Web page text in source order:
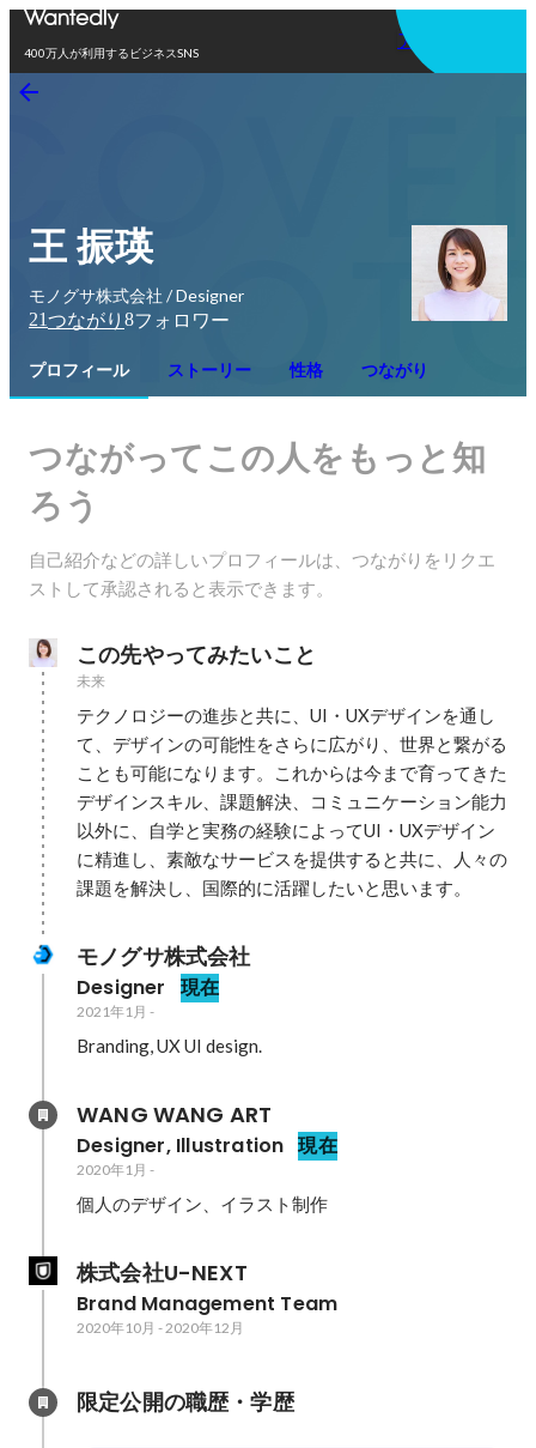
400万人が利用するビジネスSNS
アプリを使う
王 振瑛
モノグサ株式会社 / Designer
21つながり 8フォロワー
プロフィール ストーリー 性格 つながり
つながってこの人をもっと知
ろう
自己紹介などの詳しいプロフィールは、つながりをリクエ
ストして承認されると表示できます。
この先やってみたいこと
未来
テクノロジーの進歩と共に、UI・UXデザインを通し
て、デザインの可能性をさらに広がり、世界と繋がる
ことも可能になります。これからは今まで育ってきた
デザインスキル、課題解決、コミュニケーション能力
以外に、自学と実務の経験によってUI・UXデザイン
に精進し、素敵なサービスを提供すると共に、人々の
課題を解決し、国際的に活躍したいと思います。
モノグサ株式会社
Designer 現在
2021年1月 -
Branding, UX UI design.
WANG WANG ART
Designer, Illustration 現在
2020年1月 -
個人のデザイン、イラスト制作
株式会社U-NEXT
Brand Management Team
2020年10月 -2020年12月
限定公開の職歴・学歴